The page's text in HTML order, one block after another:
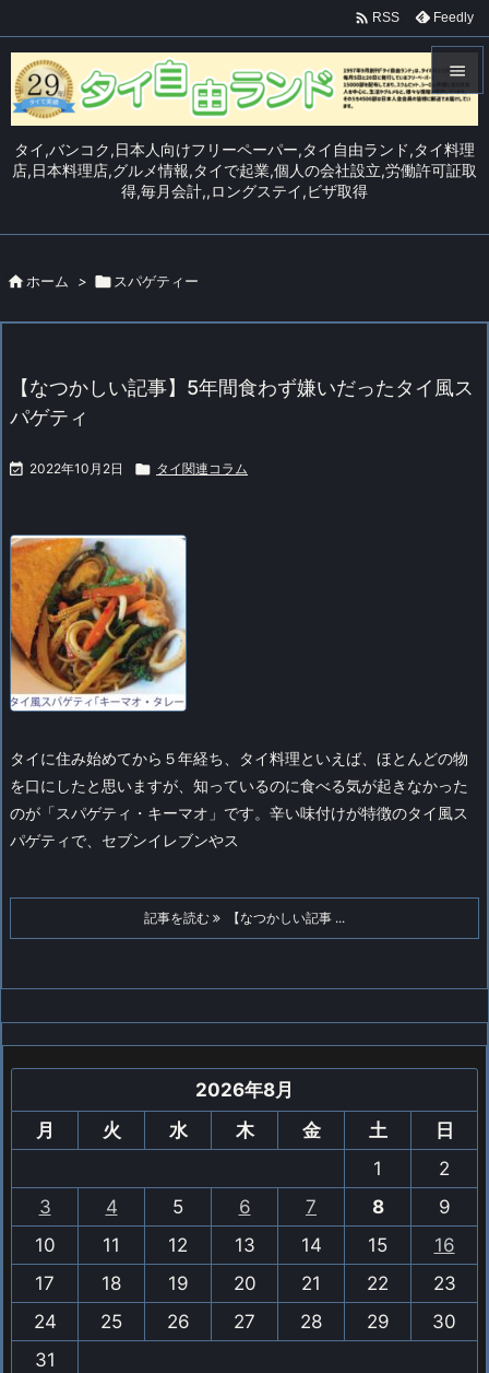
タイ,バンコク,日本人向けフリーペーパー,タイ自由ランド,タイ料理
店,日本料理店,グルメ情報,タイで起業,個人の会社設立,労働許可証取
得,毎月会計,,ロングステイ,ビザ取得

メニュ


 RSS Feedly
 ホーム >  スパゲティー
【なつかしい記事】5年間食わず嫌いだったタイ風ス
パゲティ
 2022年10月2日  タイ関連コラム
タイに住み始めてから５年経ち、タイ料理といえば、ほとんどの物
を口にしたと思いますが、知っているのに食べる気が起きなかった
のが「スパゲティ・キーマオ」です。 辛い味付けが特徴のタイ風ス
パゲティで、セブンイレブンやス
記事を読む 【なつかしい記事 ...
2026年8月
月
火 水 木 金 土
日
1
2
3
4 5 6 7 8
9
10
11 12 13 14 15
16
17
18 19 20 21 22
23
24
25 26 27 28 29
30
31